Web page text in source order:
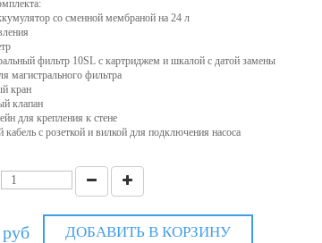
со сменной мембраной на 24 л
фильтр 10SL с картриджем и шкалой с датой замены
магистрального фильтра
кран
клапан
для крепления к стене
кабель с розеткой и вилкой для подключения насоса
ДОБАВИТЬ В КОРЗИНУ